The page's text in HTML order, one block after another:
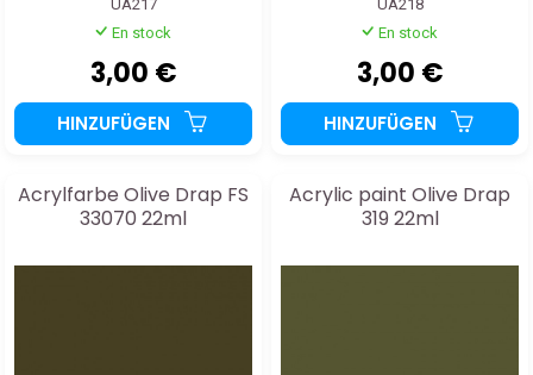
UA217
En stock
3,00 €
HINZUFÜGEN
UA218
En stock
3,00 €
HINZUFÜGEN
Acrylfarbe Olive Drap FS
33070 22ml
Acrylic paint Olive Drap
319 22ml